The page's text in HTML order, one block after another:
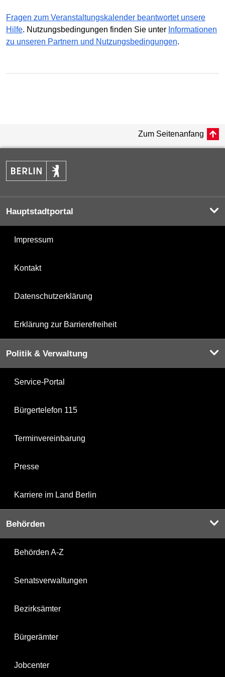
Fragen zum Veranstaltungskalender beantwortet unsere
Hilfe. Nutzungsbedingungen finden Sie unter Informationen
zu unseren Partnern und Nutzungsbedingungen.
Zum Seitenanfang
Hauptstadtportal
Impressum
Kontakt
Datenschutzerklärung
Erklärung zur Barrierefreiheit
Politik & Verwaltung
Service-Portal
Bürgertelefon 115
Terminvereinbarung
Presse
Karriere im Land Berlin
Behörden
Behörden A-Z
Senatsverwaltungen
Bezirksämter
Bürgerämter
Jobcenter